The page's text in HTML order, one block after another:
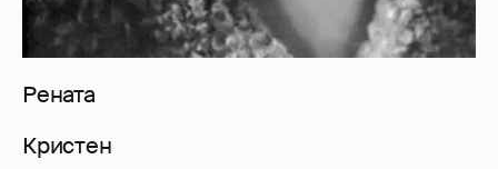
Рената
Кристен